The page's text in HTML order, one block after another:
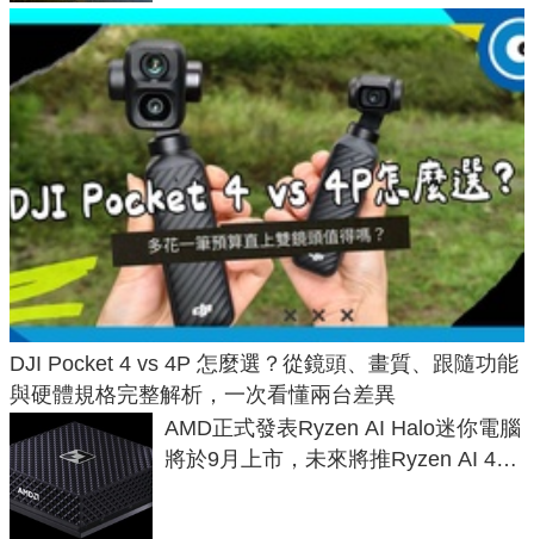
DJI Pocket 4 vs 4P 怎麼選？從鏡頭、畫質、跟隨功能
與硬體規格完整解析，一次看懂兩台差異
AMD正式發表Ryzen AI Halo迷你電腦
將於9月上市，未來將推Ryzen AI 400